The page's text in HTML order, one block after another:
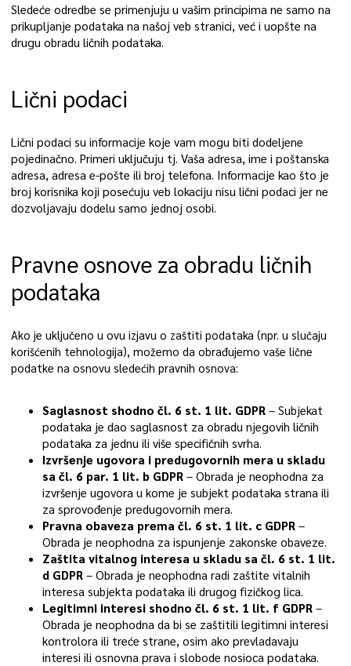
Sledeće odredbe se primenjuju u vašim principima ne samo na
prikupljanje podataka na našoj veb stranici, već i uopšte na
drugu obradu ličnih podataka.
Lični podaci
Lični podaci su informacije koje vam mogu biti dodeljene
pojedinačno. Primeri uključuju tj. Vaša adresa, ime i poštanska
adresa, adresa e-pošte ili broj telefona. Informacije kao što je
broj korisnika koji posećuju veb lokaciju nisu lični podaci jer ne
dozvoljavaju dodelu samo jednoj osobi.
Pravne osnove za obradu ličnih
podataka
Ako je uključeno u ovu izjavu o zaštiti podataka (npr. u slučaju
korišćenih tehnologija), možemo da obrađujemo vaše lične
podatke na osnovu sledećih pravnih osnova:
Saglasnost shodno čl. 6 st. 1 lit. GDPR – Subjekat
podataka je dao saglasnost za obradu njegovih ličnih
podataka za jednu ili više specifičnih svrha.
Izvršenje ugovora i predugovornih mera u skladu
sa čl. 6 par. 1 lit. b GDPR – Obrada je neophodna za
izvršenje ugovora u kome je subjekt podataka strana ili
za sprovođenje predugovornih mera.
Pravna obaveza prema čl. 6 st. 1 lit. c GDPR –
Obrada je neophodna za ispunjenje zakonske obaveze.
Zaštita vitalnog interesa u skladu sa čl. 6 st. 1 lit.
d GDPR – Obrada je neophodna radi zaštite vitalnih
interesa subjekta podataka ili drugog fizičkog lica.
Legitimni interesi shodno čl. 6 st. 1 lit. f GDPR –
Obrada je neophodna da bi se zaštitili legitimni interesi
kontrolora ili treće strane, osim ako prevladavaju
interesi ili osnovna prava i slobode nosioca podataka.